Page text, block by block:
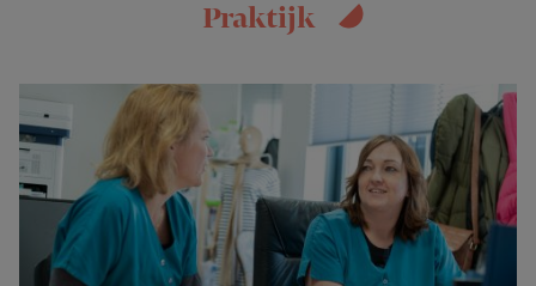
Praktijk